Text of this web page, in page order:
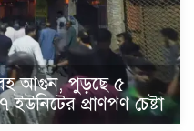
আগুন, পুড়ছে ৫
ইউনিটের প্রাণপণ চেষ্টা